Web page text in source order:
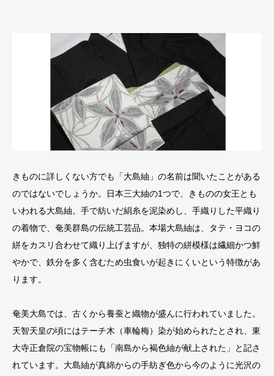
きものに詳しくない方でも「大島紬」の名前は聞いたことがある
のではないでしょうか。日本三大紬の1つで、きものの女王とも
いわれる大島紬。手で紡いだ絹糸を泥染めし、手織りした平織り
の着物で、奄美群島の伝統工芸品。本場大島紬は、タテ・ヨコの
絣をカスリ合わせて織り上げますが、独特の絣模様は繊細かつ鮮
やかで、鉄分を多く含むため虫食いが起きにくいという特徴があ
ります。
奄美大島では、古くから養蚕と織物が盛んに行われていました。
天智天皇の頃にはテーチ木（車輪梅）染が始められたとされ、東
大寺正倉院の宝物帳にも「南島から褐色紬が献上された」と記さ
れています。大島紬が真綿からの手紡ぎ色から今のように光沢の